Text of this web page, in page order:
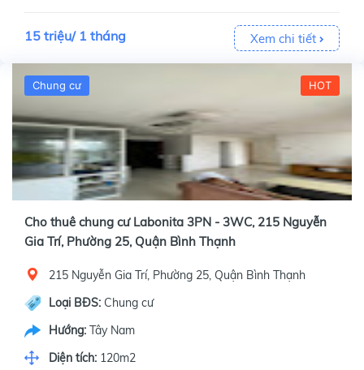
15 triệu/ 1 tháng Xem chi tiết
Chung cư HOT
Cho thuê chung cư Labonita 3PN - 3WC, 215 Nguyễn
Gia Trí, Phường 25, Quận Bình Thạnh
215 Nguyễn Gia Trí, Phường 25, Quận Bình Thạnh
Loại BĐS: Chung cư
Hướng: Tây Nam
Diện tích: 120m2